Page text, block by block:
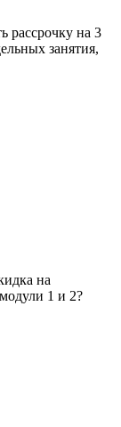
рассрочку на 3
занятия,
на
1 и 2?